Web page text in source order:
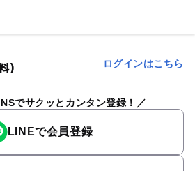
) ログインはこちら
でサクッとカンタン登録！
LINEで会員登録